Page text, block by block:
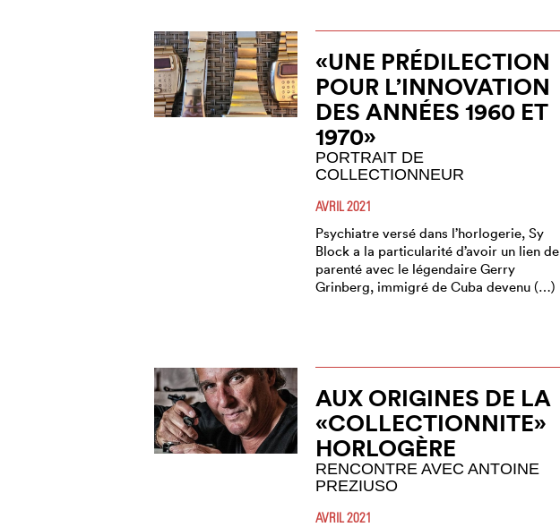
«UNE PRÉDILECTION
POUR L’INNOVATION
DES ANNÉES 1960 ET
1970»
PORTRAIT DE
COLLECTIONNEUR
AVRIL 2021
Psychiatre versé dans l’horlogerie, Sy
Block a la particularité d’avoir un lien de
parenté avec le légendaire Gerry
Grinberg, immigré de Cuba devenu (…)
AUX ORIGINES DE LA
«COLLECTIONNITE»
HORLOGÈRE
RENCONTRE AVEC ANTOINE
PREZIUSO
AVRIL 2021